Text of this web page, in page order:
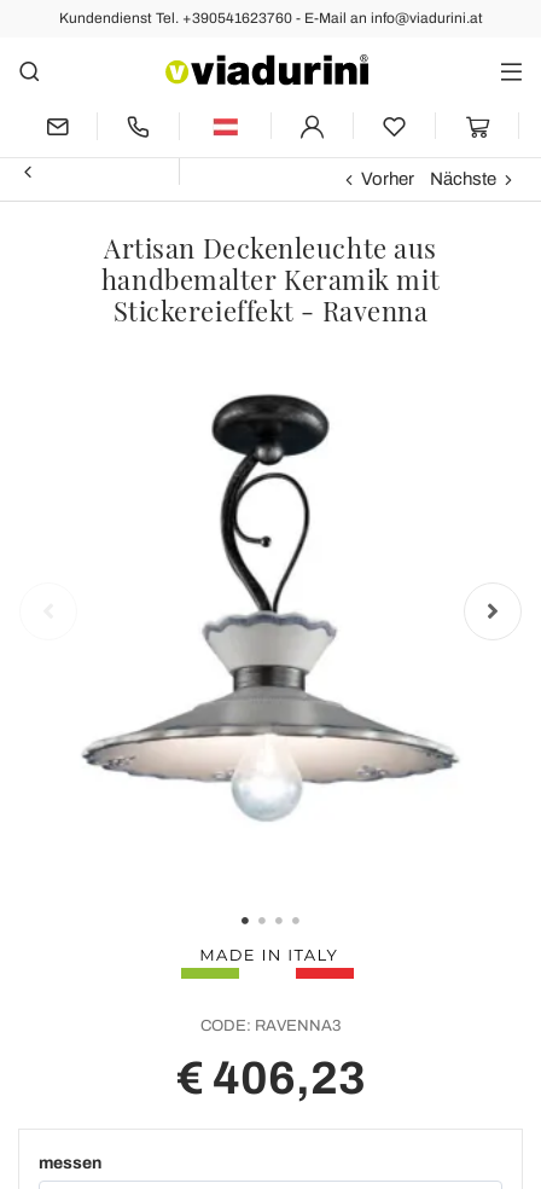
Kundendienst Tel. +390541623760 - E-Mail an info@viadurini.at
Vorher Nächste
Artisan Deckenleuchte aus
handbemalter Keramik mit
Stickereieffekt - Ravenna
CODE: RAVENNA3
€ 406,23
messen